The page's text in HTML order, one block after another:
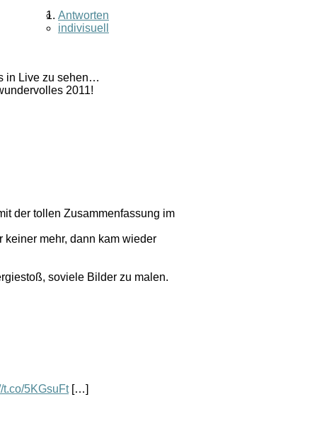
Antworten
indivisuell
in Live zu sehen…
2011!
der tollen Zusammenfassung im
mehr, dann kam wieder
soviele Bilder zu malen.
t.co/5KGsuFt[…]